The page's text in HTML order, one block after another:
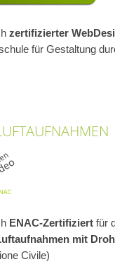
zertifizierter
für Gestaltung
ENAC-Zertifiziert für
mit
Civile)